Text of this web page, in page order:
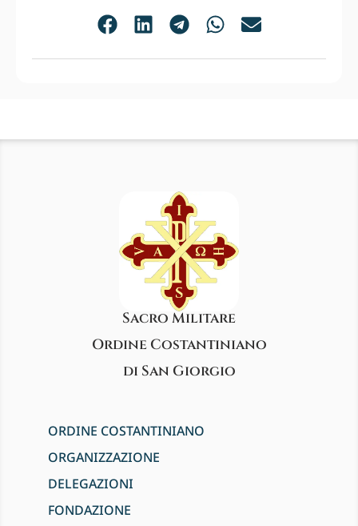
Sacro Militare
Ordine Costantiniano
di San Giorgio
ORDINE COSTANTINIANO
ORGANIZZAZIONE
DELEGAZIONI
FONDAZIONE